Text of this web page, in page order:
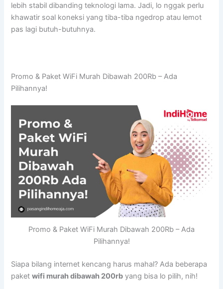
lebih stabil dibanding teknologi lama. Jadi, lo nggak perlu
khawatir soal koneksi yang tiba-tiba ngedrop atau lemot
pas lagi butuh-butuhnya.
Promo & Paket WiFi Murah Dibawah 200Rb – Ada
Pilihannya!
Promo & Paket WiFi Murah Dibawah 200Rb – Ada
Pilihannya!
Siapa bilang internet kencang harus mahal? Ada beberapa
paketwifi murah dibawah 200rb yang bisa lo pilih, nih!